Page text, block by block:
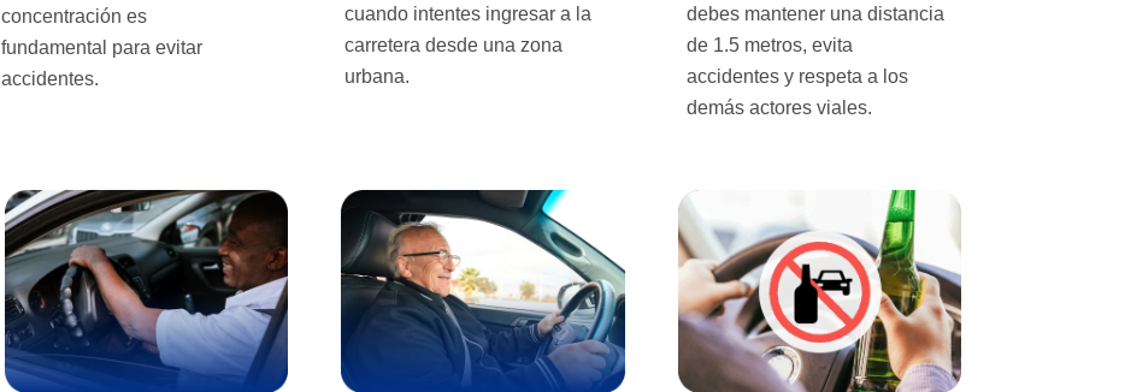
concentración es
fundamental para evitar
accidentes.
cuando intentes ingresar a la
carretera desde una zona
urbana.
debes mantener una distancia
de 1.5 metros, evita
accidentes y respeta a los
demás actores viales.